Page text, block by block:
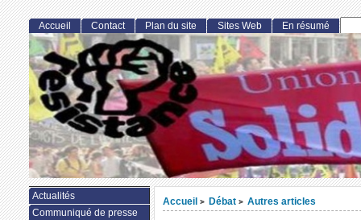
Accueil > Débat > Autres articles
Accueil Contact Plan du site Sites Web En résumé
Actualités
Communiqué de presse